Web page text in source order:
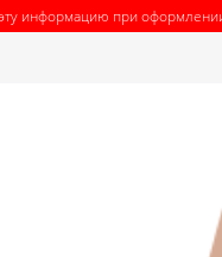
информацию при оформлении